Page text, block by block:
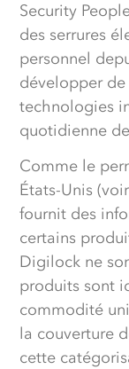
Security
des serrures
personnel
développer de
technologies
quotidienne
Comme le
États-Unis
fournit des
certains
Digilock ne
produits sont
commodité
la couverture
cette